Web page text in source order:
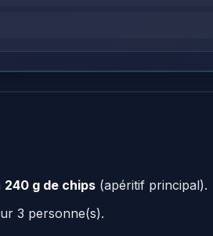
240 g de chips (apéritif principal).
3 personne(s).